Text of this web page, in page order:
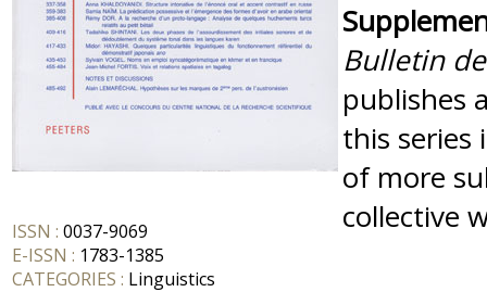
ISSN : 0037-9069
E-ISSN : 1783-1385
CATEGORIES : Linguistics
Bulletin
publishes
this
of more
collective